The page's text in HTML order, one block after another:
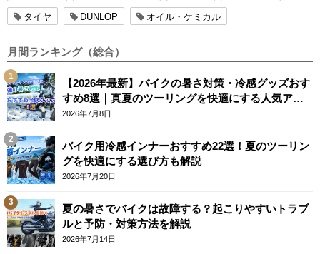
タイヤ DUNLOP オイル・ケミカル
月間ランキング（総合）
【2026年最新】バイクの暑さ対策・冷感グッズおす
すめ8選｜真夏のツーリングを快適にする人気アイ
テム
2026年7月8日
バイク用冷感インナーおすすめ22選！夏のツーリン
グを快適にする選び方も解説
2026年7月20日
夏の暑さでバイクは故障する？起こりやすいトラブ
ルと予防・対策方法を解説
2026年7月14日